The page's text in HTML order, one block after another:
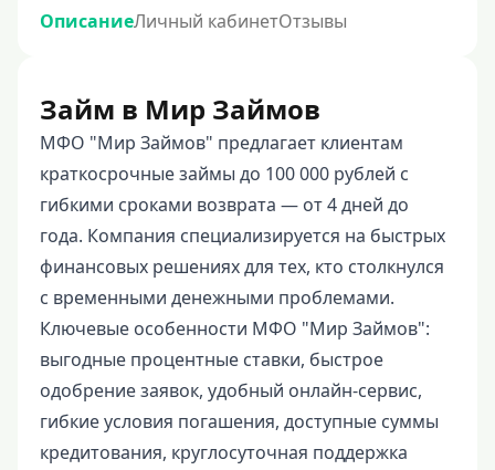
ОписаниеЛичный кабинетОтзывы
Займ в Мир Займов
МФО "Мир Займов" предлагает клиентам
краткосрочные займы до 100 000 рублей с
гибкими сроками возврата — от 4 дней до
года. Компания специализируется на быстрых
финансовых решениях для тех, кто столкнулся
с временными денежными проблемами.
Ключевые особенности МФО "Мир Займов":
выгодные процентные ставки, быстрое
одобрение заявок, удобный онлайн-сервис,
гибкие условия погашения, доступные суммы
кредитования, круглосуточная поддержка